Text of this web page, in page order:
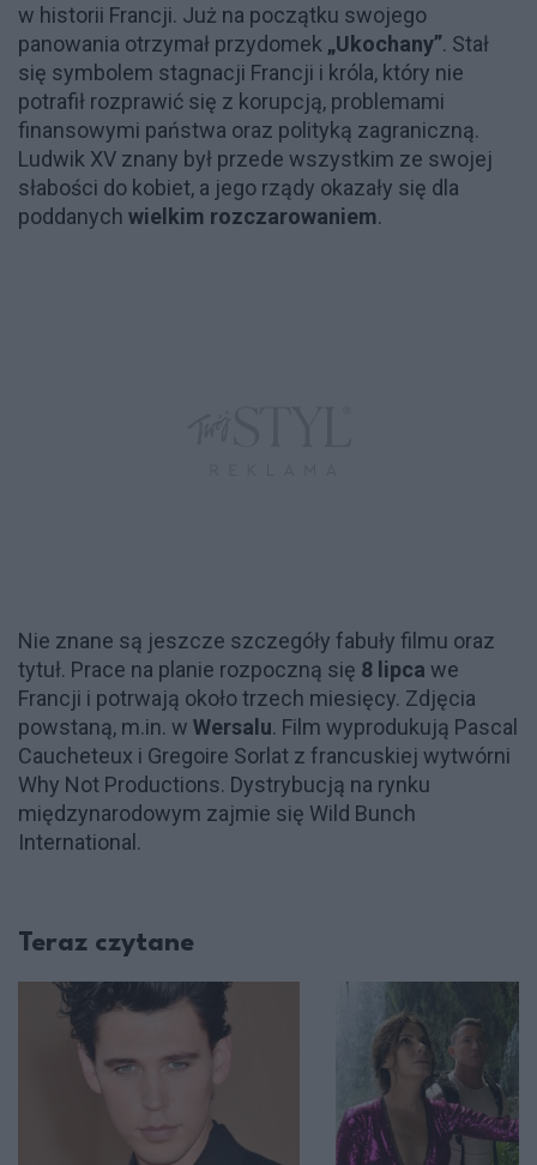
w historii Francji. Już na początku swojego
panowania otrzymał przydomek „Ukochany”. Stał
się symbolem stagnacji Francji i króla, który nie
potrafił rozprawić się z korupcją, problemami
finansowymi państwa oraz polityką zagraniczną.
Ludwik XV znany był przede wszystkim ze swojej
słabości do kobiet, a jego rządy okazały się dla
poddanych wielkim rozczarowaniem.
Nie znane są jeszcze szczegóły fabuły filmu oraz
tytuł. Prace na planie rozpoczną się 8 lipca we
Francji i potrwają około trzech miesięcy. Zdjęcia
powstaną, m.in. w Wersalu. Film wyprodukują Pascal
Caucheteux i Gregoire Sorlat z francuskiej wytwórni
Why Not Productions. Dystrybucją na rynku
międzynarodowym zajmie się Wild Bunch
International.
Teraz czytane